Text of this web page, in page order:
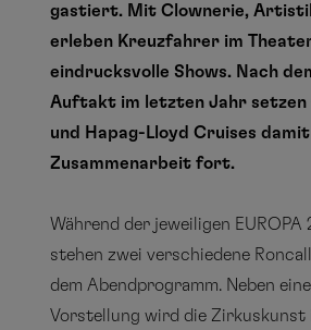
gastiert. Mit Clownerie,
erleben Kreuzfahrer im Theater
eindrucksvolle Shows. Nach
Auftakt im letzten Jahr setzen
und Hapag-Lloyd Cruises
Zusammenarbeit fort.
Während der jeweiligen
stehen zwei verschiedene
dem Abendprogramm. Neben
Vorstellung wird die Zirkuskunst